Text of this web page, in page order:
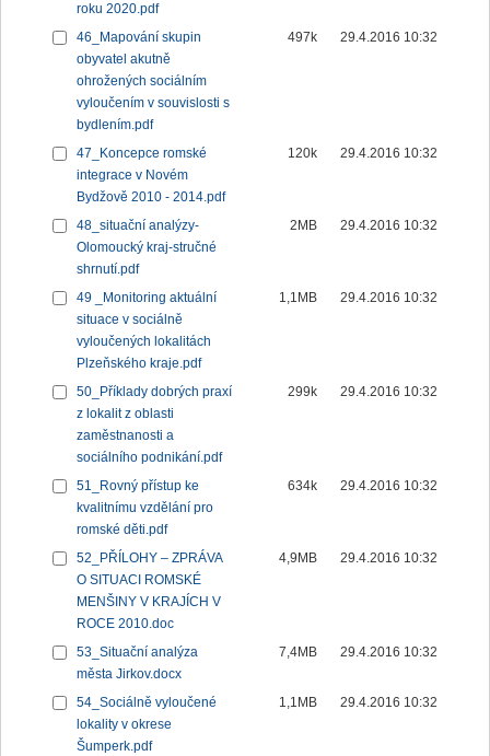
roku 2020.pdf
46_Mapování skupin
obyvatel akutně
ohrožených sociálním
vyloučením v souvislosti s
bydlením.pdf
497k 29.4.2016 10:32
47_Koncepce romské
integrace v Novém
Bydžově 2010 - 2014.pdf
120k 29.4.2016 10:32
48_situační analýzy-
Olomoucký kraj-stručné
shrnutí.pdf
2MB 29.4.2016 10:32
49 _Monitoring aktuální
situace v sociálně
vyloučených lokalitách
Plzeňského kraje.pdf
1,1MB 29.4.2016 10:32
50_Příklady dobrých praxí
z lokalit z oblasti
zaměstnanosti a
sociálního podnikání.pdf
299k 29.4.2016 10:32
51_Rovný přístup ke
kvalitnímu vzdělání pro
romské děti.pdf
634k 29.4.2016 10:32
52_PŘÍLOHY – ZPRÁVA
O SITUACI ROMSKÉ
MENŠINY V KRAJÍCH V
ROCE 2010.doc
4,9MB 29.4.2016 10:32
53_Situační analýza
města Jirkov.docx
7,4MB 29.4.2016 10:32
54_Sociálně vyloučené
lokality v okrese
Šumperk.pdf
1,1MB 29.4.2016 10:32